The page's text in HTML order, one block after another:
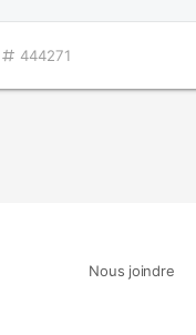
444271
Nous joindre